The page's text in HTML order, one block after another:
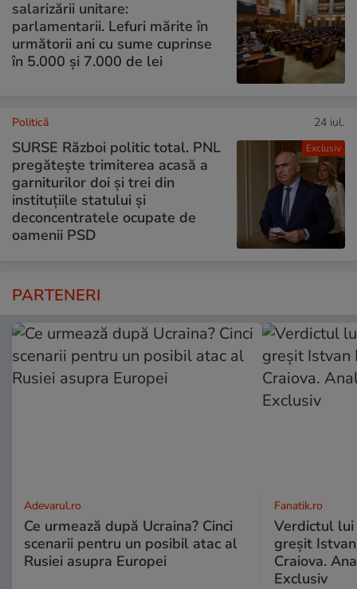
salarizării unitare:
parlamentarii. Lefuri mărite în
următorii ani cu sume cuprinse
în 5.000 și 7.000 de lei
Exclusiv
Politică 24 iul.
SURSE Război politic total. PNL
pregătește trimiterea acasă a
garniturilor doi și trei din
instituțiile statului și
deconcentratele ocupate de
oamenii PSD
PARTENERI
Adevarul.ro
Ce urmează după Ucraina? Cinci
scenarii pentru un posibil atac al
Rusiei asupra Europei
Fanatik.ro
Verdictul lui
greșit
Craiova.
Exclusiv